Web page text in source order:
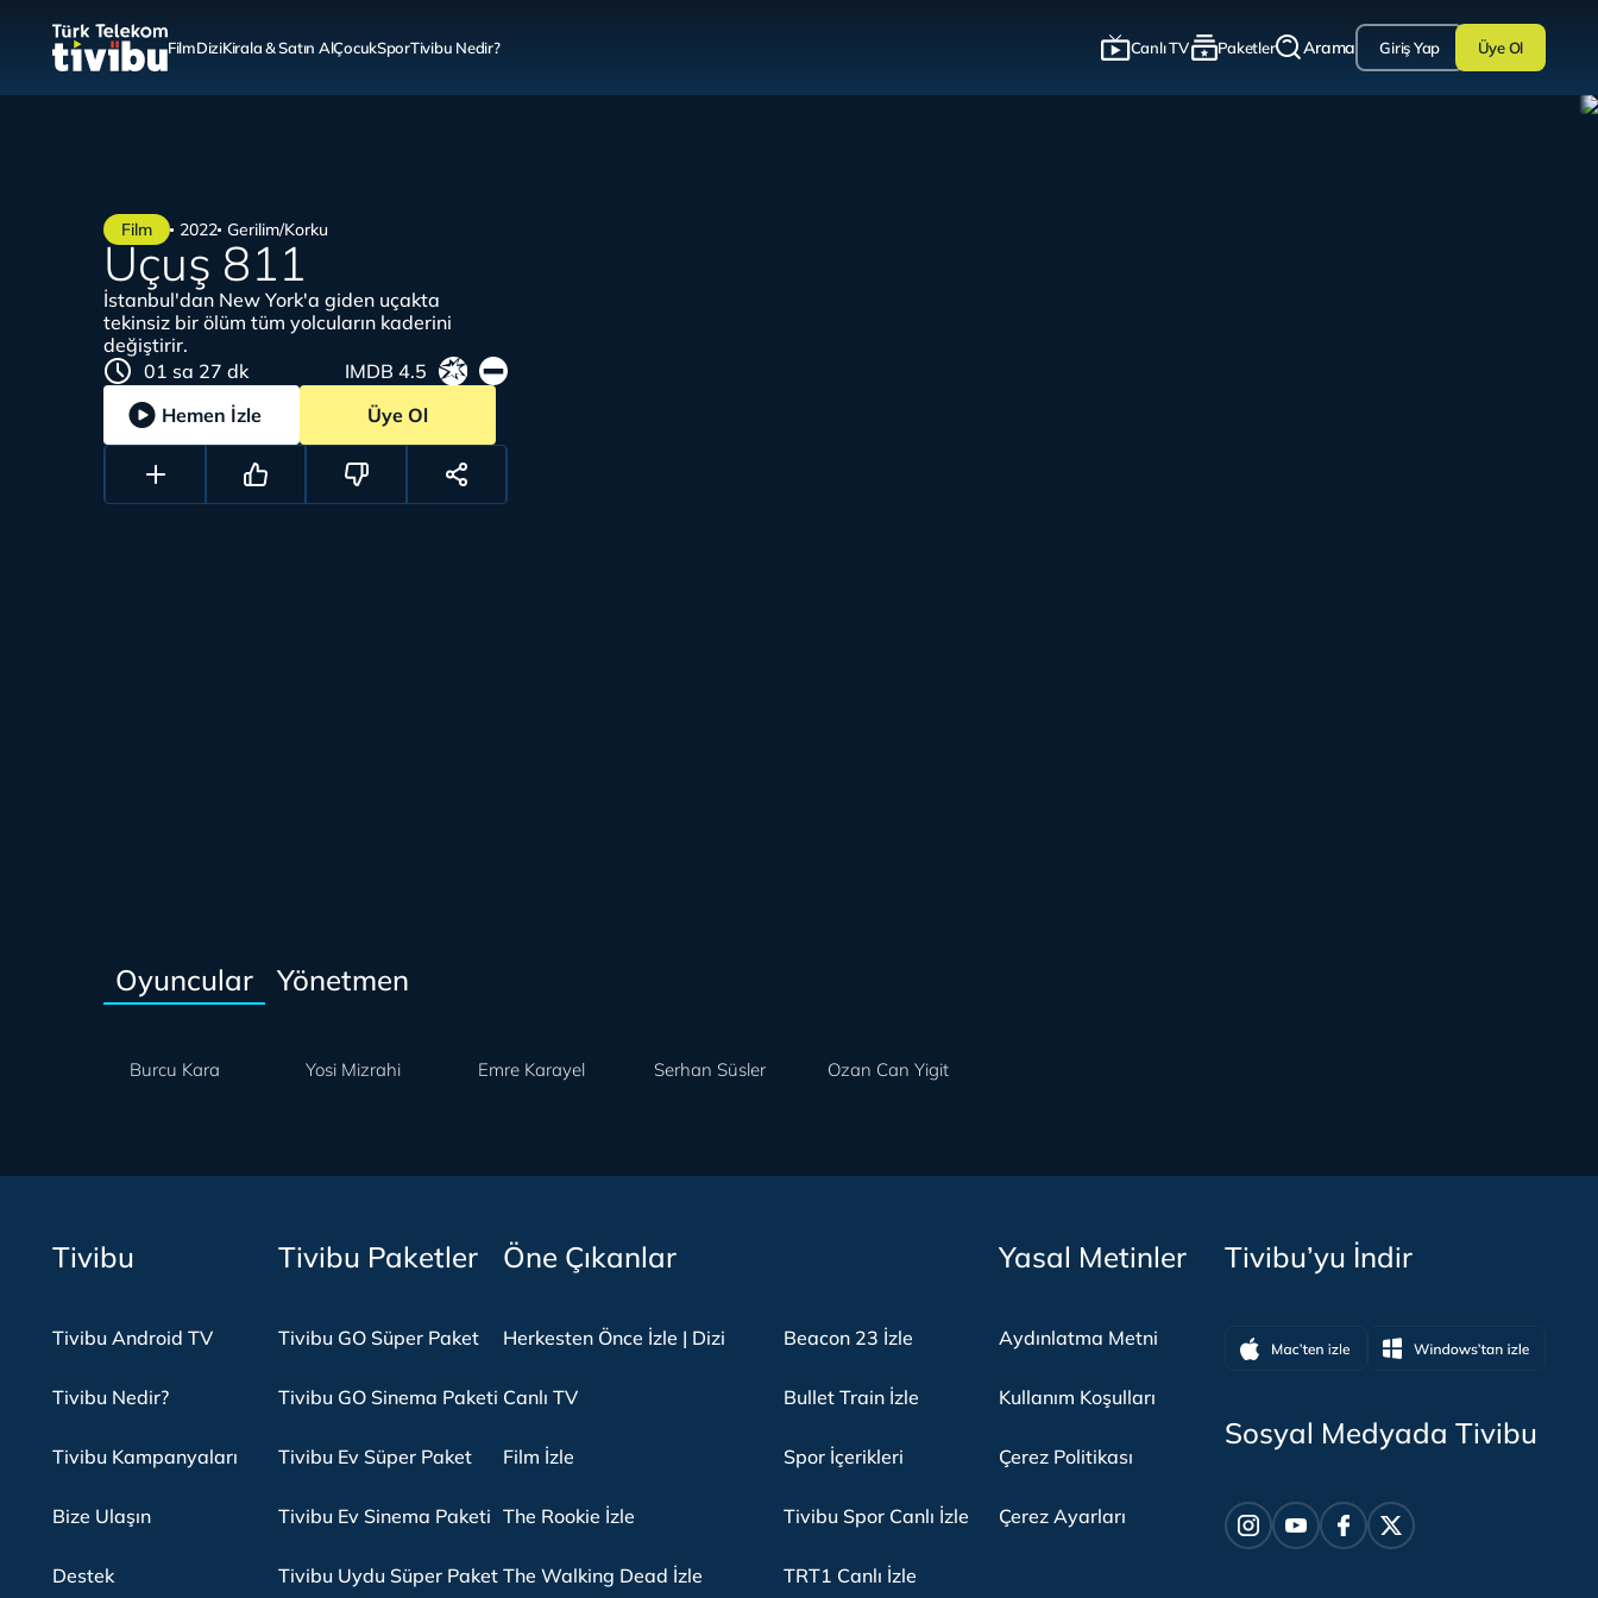
FilmDiziKirala & Satın AlÇocukSporTivibu Nedir? Canlı TV Paketler Arama Giriş Yap Üye Ol
Film 2022 Gerilim/Korku
Uçuş 811
İstanbul'dan New York'a giden uçakta
tekinsiz bir ölüm tüm yolcuların kaderini
değiştirir.
01 sa 27 dk
IMDB 4.5
Hemen İzle
Üye Ol
Oyuncular Yönetmen
Burcu Kara Yosi Mizrahi Emre Karayel Serhan Süsler Ozan Can Yigit
Tivibu
Tivibu Android TV
Tivibu Nedir?
Tivibu Kampanyaları
Bize Ulaşın
Destek
Tivibu Paketler
Tivibu GO Süper Paket
Tivibu GO Sinema Paketi
Tivibu Ev Süper Paket
Tivibu Ev Sinema Paketi
Tivibu Uydu Süper Paket
Öne Çıkanlar
Herkesten Önce İzle | Dizi
Canlı TV
Film İzle
The Rookie İzle
The Walking Dead İzle
Beacon 23 İzle
Bullet Train İzle
Spor İçerikleri
Tivibu Spor Canlı İzle
TRT1 Canlı İzle
Yasal Metinler
Aydınlatma Metni
Kullanım Koşulları
Çerez Politikası
Çerez Ayarları
Tivibu’yu İndir
Sosyal Medyada Tivibu